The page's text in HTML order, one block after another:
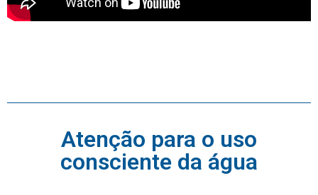
Atenção para o uso
consciente da água